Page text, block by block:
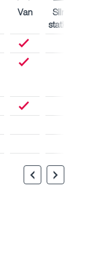
Van
Silniki
statków